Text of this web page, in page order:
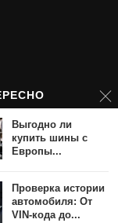
новости.
Выгодно ли
купить шины с
Европы...
Проверка истории
автомобиля: От
VIN-кода до...